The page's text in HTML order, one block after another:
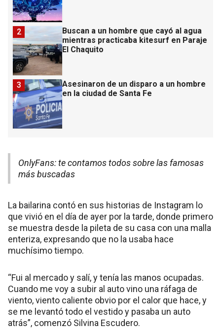
Buscan a un hombre que cayó al agua
mientras practicaba kitesurf en Paraje
El Chaquito
2
Asesinaron de un disparo a un hombre
en la ciudad de Santa Fe
3
OnlyFans: te contamos todos sobre las famosas
más buscadas
La bailarina contó en sus historias de Instagram lo
que vivió en el día de ayer por la tarde, donde primero
se muestra desde la pileta de su casa con una malla
enteriza, expresando que no la usaba hace
muchísimo tiempo.
“Fui al mercado y salí, y tenía las manos ocupadas.
Cuando me voy a subir al auto vino una ráfaga de
viento, viento caliente obvio por el calor que hace, y
se me levantó todo el vestido y pasaba un auto
atrás”, comenzó Silvina Escudero.